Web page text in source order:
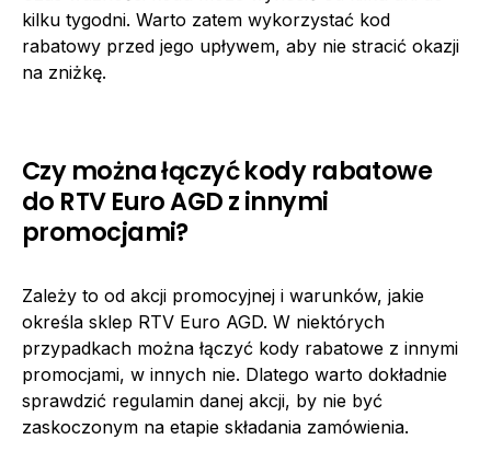
kilku tygodni. Warto zatem wykorzystać kod
rabatowy przed jego upływem, aby nie stracić okazji
na zniżkę.
Czy można łączyć kody rabatowe
do RTV Euro AGD z innymi
promocjami?
Zależy to od akcji promocyjnej i warunków, jakie
określa sklep RTV Euro AGD. W niektórych
przypadkach można łączyć kody rabatowe z innymi
promocjami, w innych nie. Dlatego warto dokładnie
sprawdzić regulamin danej akcji, by nie być
zaskoczonym na etapie składania zamówienia.